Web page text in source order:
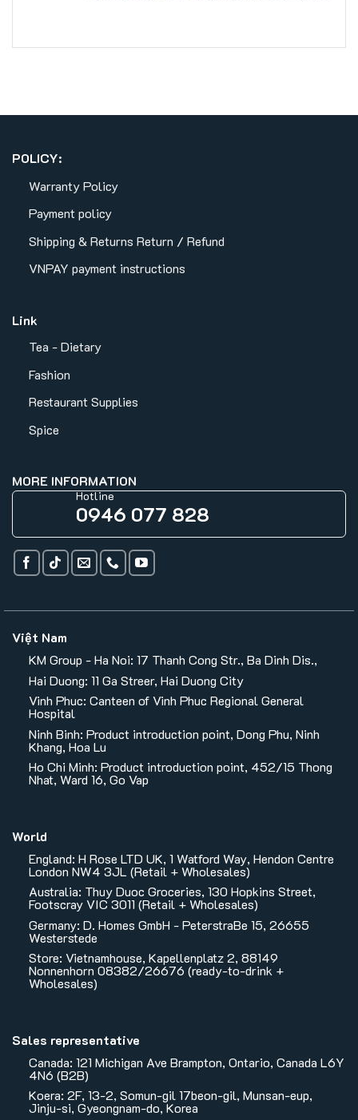
POLICY:
Warranty Policy
Payment policy
Shipping & Returns Return / Refund
VNPAY payment instructions
Link
Tea - Dietary
Fashion
Restaurant Supplies
Spice
MORE INFORMATION
Hotline
0946 077 828
Việt Nam
KM Group - Ha Noi: 17 Thanh Cong Str., Ba Dinh Dis.,
Hai Duong: 11 Ga Streer, Hai Duong City
Vinh Phuc: Canteen of Vinh Phuc Regional General
Hospital
Ninh Binh: Product introduction point, Dong Phu, Ninh
Khang, Hoa Lu
Ho Chi Minh: Product introduction point, 452/15 Thong
Nhat, Ward 16, Go Vap
World
England: H Rose LTD UK, 1 Watford Way, Hendon Centre
London NW4 3JL (Retail + Wholesales)
Australia: Thuy Duoc Groceries, 130 Hopkins Street,
Footscray VIC 3011 (Retail + Wholesales)
Germany: D. Homes GmbH - PeterstraBe 15, 26655
Westerstede
Store: Vietnamhouse, Kapellenplatz 2, 88149
Nonnenhorn 08382/26676 (ready-to-drink +
Wholesales)
Sales representative
Canada: 121 Michigan Ave Brampton, Ontario, Canada L6Y
4N6 (B2B)
Koera: 2F, 13-2, Somun-gil 17beon-gil, Munsan-eup,
Jinju-si, Gyeongnam-do, Korea